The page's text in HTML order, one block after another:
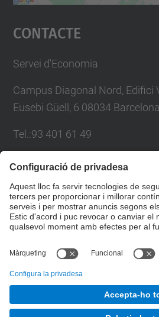
Accepta
powered by
Contacte
Servei d'Economia
Campus Diagonal Nord, Edifici
Eusebi Güell, 6 08034 Barcelona
Tel.:93 401 61 49
E-mail:
Directori UPC
Formulari de contacte
© UPC Servei d'Economia.